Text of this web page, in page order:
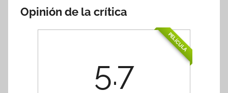
Opinión de la crítica
PELÍCULA
5.7